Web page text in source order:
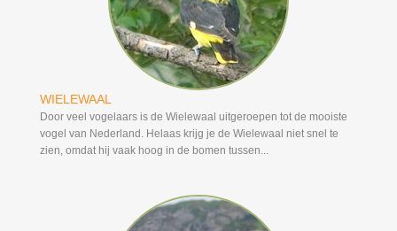
WIELEWAAL
Door veel vogelaars is de Wielewaal uitgeroepen tot de mooiste
vogel van Nederland. Helaas krijg je de Wielewaal niet snel te
zien, omdat hij vaak hoog in de bomen tussen...